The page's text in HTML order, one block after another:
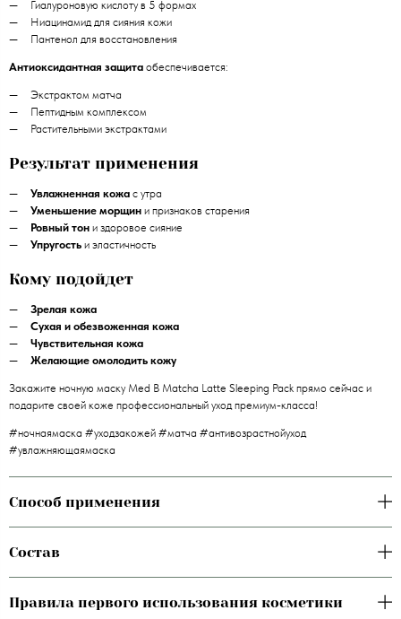
Гиалуроновую кислоту в 5 формах
Ниацинамид для сияния кожи
Пантенол для восстановления
Антиоксидантная защита обеспечивается:
Экстрактом матча
Пептидным комплексом
Растительными экстрактами
Результат применения
Увлажненная кожа с утра
Уменьшение морщин и признаков старения
Ровный тон и здоровое сияние
Упругость и эластичность
Кому подойдет
Зрелая кожа
Сухая и обезвоженная кожа
Чувствительная кожа
Желающие омолодить кожу
Закажите ночную маску Med B Matcha Latte Sleeping Pack прямо сейчас и
подарите своей коже профессиональный уход премиум-класса!
#ночнаямаска #уходзакожей #матча #антивозрастнойуход
#увлажняющаямаска
Способ применения
Состав
Правила первого использования косметики